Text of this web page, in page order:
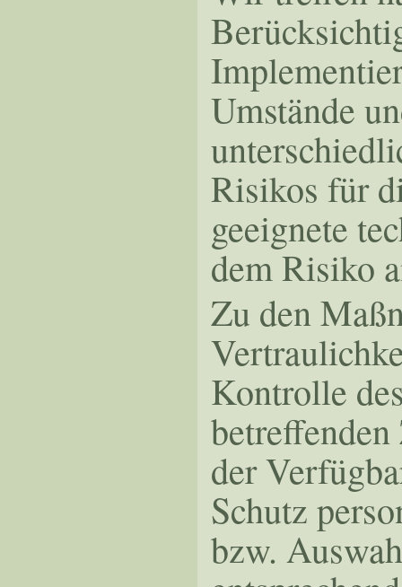
Umstände
Risikos für
geeignete
dem Risiko
Zu den
Kontrolle
der
Schutz
bzw.